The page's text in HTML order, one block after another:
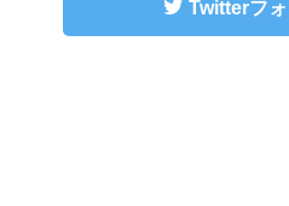
Twitterフ